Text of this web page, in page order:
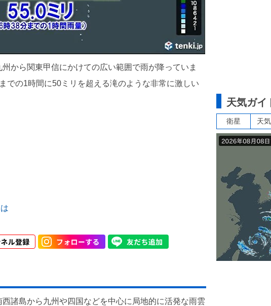
から関東甲信にかけての広い範囲で雨が降っていま
での1時間に50ミリを超える滝のような非常に激しい
諸島から九州や四国などを中心に局地的に活発な雨雲
天気ガイ
衛星 天